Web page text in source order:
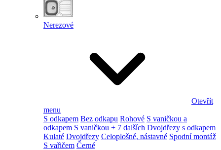
Nerezové
Otevřít
menu
S odkapem Bez odkapu Rohové S vaničkou a
odkapem S vaničkou + 7 dalších Dvojdřezy s odkapem
Kulaté Dvojdřezy Celoplošné, nástavné Spodní montáž
S vařičem Černé